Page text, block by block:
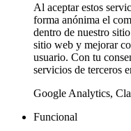
Al aceptar estos
forma anónima el
dentro de nuestro
sitio web y mejorar
usuario. Con tu
servicios de terceros
Google Analytics,
Funcional